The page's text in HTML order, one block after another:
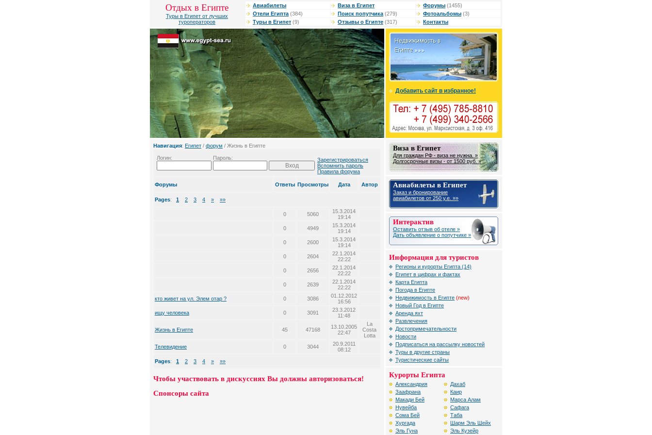
Отдых в Египте
Туры в Египет от лучших
туроператоров
Авиабилеты Виза в Египет Форумы (1455)
Отели Египта (384) Поиск попутчика (279) Фотоальбомы (3)
Туры в Египет (9) Отзывы о Египте (317) Контакты
Добавить сайт в избранное!
Навигация: Египет / форум / Жизнь в Египте
Логин: Пароль:
Зарегистрироваться
Вспомнить пароль
Правила форума
Форумы Ответы Просмотры Дата Автор
Pages: 1 2 3 4 » »»
0 5060
15.3.2014
19:14
0
4949
15.3.2014
19:14
0
2600
15.3.2014
19:14
0
2604
22.1.2014
22:22
0
2656
22.1.2014
22:22
0
2639
22.1.2014
22:22
кто живет на ул. Элем отар ?
0 3086
01.12.2012
16:56
ищу человека
0 3091
23.3.2012
11:48
Жизнь в Египте 45 47168
13.10.2005
22:47
La
Costa
Lotta
Телевидение
0 3044
20.9.2011
08:12
Pages: 1 2 3 4 » »»
Чтобы участвовать в дискуссиях Вы должны авторизоваться!
Спонсоры сайта
Виза в Египет
Для граждан РФ - виза не нужна. »
Долгосрочные визы - от 1500 руб. »
Авиабилеты в Египет
Заказ и бронирование
авиабилетов от 250 у.е. »»
Интерактив
Оставить отзыв об отеле »
Дать объявление о попутчике »
Информация для туристов
Регионы и курорты Египта (14)
Египет в цифрах и фактах
Карта Египта
Погода в Египте
Недвижимость в Египте (new)
Новый Год в Египте
Аренда яхт
Развлечения
Достопримечательности
Новости
Подписаться на рассылку новостей
Туры в другие страны
Туристические сайты
Курорты Египта
Александрия
Заафрана
Макади Бей
Нувейба
Сома Бей
Хургада
Эль Гуна
Дахаб
Каир
Марса Алам
Сафага
Таба
Шарм Эль Шейх
Эль Кузейр